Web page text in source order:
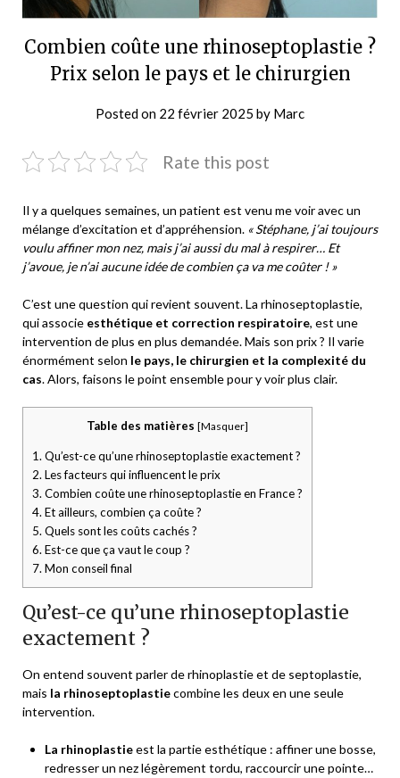
Combien coûte une rhinoseptoplastie ?
Prix selon le pays et le chirurgien
Posted on 22 février 2025 by Marc
Rate this post
Il y a quelques semaines, un patient est venu me voir avec un
mélange d’excitation et d’appréhension. « Stéphane, j’ai toujours
voulu affiner mon nez, mais j’ai aussi du mal à respirer… Et
j’avoue, je n’ai aucune idée de combien ça va me coûter ! »
C’est une question qui revient souvent. La rhinoseptoplastie,
qui associe esthétique et correction respiratoire, est une
intervention de plus en plus demandée. Mais son prix ? Il varie
énormément selon le pays, le chirurgien et la complexité du
cas. Alors, faisons le point ensemble pour y voir plus clair.
Table des matières [Masquer]
1.Qu’est-ce qu’une rhinoseptoplastie exactement ?
2.Les facteurs qui influencent le prix
3.Combien coûte une rhinoseptoplastie en France ?
4.Et ailleurs, combien ça coûte ?
5.Quels sont les coûts cachés ?
6.Est-ce que ça vaut le coup ?
7.Mon conseil final
Qu’est-ce qu’une rhinoseptoplastie
exactement ?
On entend souvent parler de rhinoplastie et de septoplastie,
mais la rhinoseptoplastiecombine les deux en une seule
intervention.
La rhinoplastieest la partie esthétique : affiner une bosse,
redresser un nez légèrement tordu, raccourcir une pointe…